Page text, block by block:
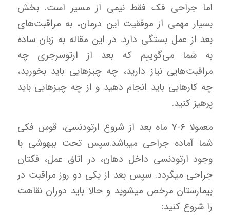
اما جراحی فک فقط نیمی از مسیر است. بخش
بسیار مهمی از موفقیت این درمان، به مراقبت‌های
بعد از عمل بستگی دارد. در این مقاله به زبان ساده
به شما می‌گوییم که بعد از ارتوسرجری چه
مراقبت‌هایی نیاز دارید، چه چیزهایی باید بخورید،
چه کارهایی باید انجام دهید و از چه چیزهایی باید
پرهیز کنید.
معمولا ۶-۷ ماه بعد از شروع ارتودنسی، قوس فکی
شما آماده جراحی میباشد.سپس تحت بیهوشی با
وجود ارتودنسی داخل دهان، در اتاق عمل، فکتان
جراحی میگردد. سپس بعد از یکی دو روز مراقبت در
بیمارستان مرخص میشوید و حالا باید دوران نقاهت
را شروع کنید: